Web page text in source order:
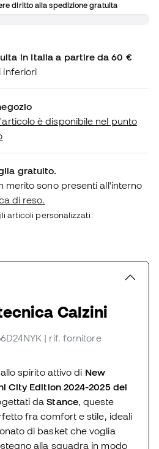
diritto alla spedizione gratuita
in Italia a partire da 60 €
inferiori
è disponibile nel punto
gratuito.
merito sono presenti all'interno
di reso.
articoli personalizzati.
Calzini
| rif. fornitore
spirito attivo di New
City Edition 2024-2025 dei
daStance, queste
fra comfort e stile, ideali
di basket che voglia
alla squadra in modo